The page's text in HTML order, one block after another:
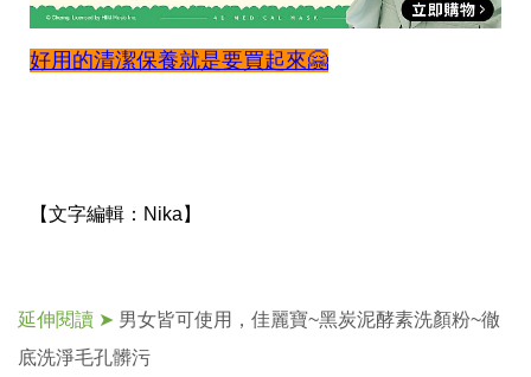
好用的清潔保養就是要買起來🤗
【文字編輯： Nika】
延伸閱讀 ➤ 男女皆可使用，佳麗寶~黑炭泥酵素洗顏粉~徹
底洗淨毛孔髒污